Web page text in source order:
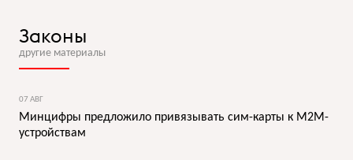
Законы
другие материалы
07 АВГ
Минцифры предложило привязывать сим-карты к M2M-
устройствам